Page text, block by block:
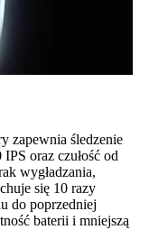
zapewnia śledzenie
oraz czułość od
wygładzania,
się 10 razy
do poprzedniej
baterii i mniejszą